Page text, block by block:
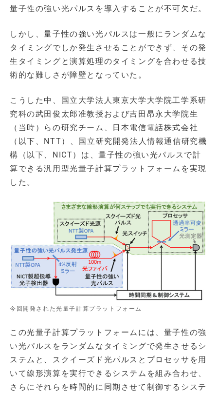
量子性の強い光パルスを導入することが不可欠だ。
しかし、量子性の強い光パルスは一般にランダムな
タイミングでしか発生させることができず、その発
生タイミングと演算処理のタイミングを合わせる技
術的な難しさが障壁となっていた。
こうした中、国立大学法人東京大学大学院工学系研
究科の武田俊太郎准教授および吉田昂永大学院生
（当時）らの研究チーム、日本電信電話株式会社
（以下、NTT）、国立研究開発法人情報通信研究機
構（以下、NICT）は、量子性の強い光パルスで計
算できる汎用型光量子計算プラットフォームを実現
した。
今回開発された光量子計算プラットフォーム
この光量子計算プラットフォームには、量子性の強
い光パルスをランダムなタイミングで発生させるシ
ステムと、スクイーズド光パルスとプロセッサを用
いて線形演算を実行できるシステムを組み合わせ、
さらにそれらを時間的に同期させて制御するシステ